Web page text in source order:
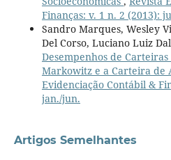
Finanças: v. 1 n. 2 (2013):
Sandro Marques, Wesley
Del Corso, Luciano Luiz
Desempenhos de
Markowitz e a Carteira de
Evidenciação Contábil &
jan./jun.
Artigos Semelhantes